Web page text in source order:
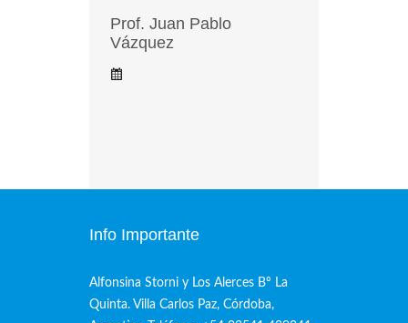
Prof. Juan Pablo
Vázquez
Info Importante
Alfonsina Storni y Los Alerces Bº La
Quinta. Villa Carlos Paz, Córdoba,